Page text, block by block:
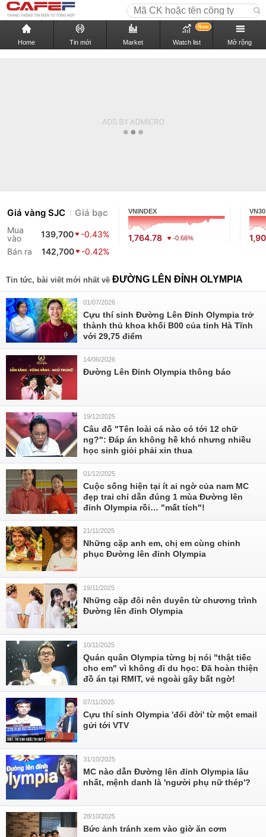
Home Tin mới Market Watch list
New
Mở rộng
Giá vàng SJC Giá bạc
Mua
vào
139,700
-0.43%
Bán ra
142,700 -0.42%
VNINDEX
1,764.78 -0.66%
VN30
Tin tức, bài viết mới nhất về ĐƯỜNG LÊN ĐỈNH OLYMPIA
01/07/2026
Cựu thí sinh Đường Lên Đỉnh Olympia trở
thành thủ khoa khối B00 của tỉnh Hà Tĩnh
với 29,75 điểm
14/06/2026
Đường Lên Đỉnh Olympia thông báo
19/12/2025
Câu đố "Tên loài cá nào có tới 12 chữ
ng?": Đáp án không hề khó nhưng nhiều
học sinh giỏi phải xin thua
01/12/2025
Cuộc sống hiện tại ít ai ngờ của nam MC
đẹp trai chỉ dẫn đúng 1 mùa Đường lên
đỉnh Olympia rồi… "mất tích"!
21/11/2025
Những cặp anh em, chị em cùng chinh
phục Đường lên đỉnh Olympia
19/11/2025
Những cặp đôi nên duyên từ chương trình
Đường lên đỉnh Olympia
10/11/2025
Quán quân Olympia từng bị nói "thật tiếc
cho em" vì không đi du học: Đã hoàn thiện
đồ án tại RMIT, vẻ ngoài gây bất ngờ!
07/11/2025
Cựu thí sinh Olympia 'đổi đời' từ một email
gửi tới VTV
31/10/2025
MC nào dẫn Đường lên đỉnh Olympia lâu
nhất, mệnh danh là 'người phụ nữ thép'?
28/10/2025
Bức ảnh tránh xem vào giờ ăn cơm